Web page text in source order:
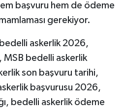
başvuru hem de ödeme
gerekiyor.
bedelli askerlik 2026,
bedelli askerlik
son başvuru tarihi,
başvurusu 2026,
bedelli askerlik ödeme